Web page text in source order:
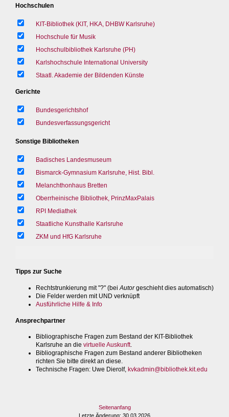
Hochschulen
KIT-Bibliothek (KIT, HKA, DHBW Karlsruhe)
Hochschule für Musik
Hochschulbibliothek Karlsruhe (PH)
Karlshochschule International University
Staatl. Akademie der Bildenden Künste
Gerichte
Bundesgerichtshof
Bundesverfassungsgericht
Sonstige Bibliotheken
Badisches Landesmuseum
Bismarck-Gymnasium Karlsruhe, Hist. Bibl.
Melanchthonhaus Bretten
Oberrheinische Bibliothek, PrinzMaxPalais
RPI Mediathek
Staatliche Kunsthalle Karlsruhe
ZKM und HfG Karlsruhe
Tipps zur Suche
Rechtstrunkierung mit "?" (bei Autorgeschieht dies automatisch)
Die Felder werden mit UND verknüpft
Ausführliche Hilfe & Info
Ansprechpartner
Bibliographische Fragen zum Bestand der KIT-Bibliothek
Karlsruhe an die virtuelle Auskunft.
Bibliographische Fragen zum Bestand anderer Bibliotheken
richten Sie bitte direkt an diese.
Technische Fragen: Uwe Dierolf, kvkadmin@bibliothek.kit.edu
Seitenanfang
Letzte Änderung: 30.03.2026